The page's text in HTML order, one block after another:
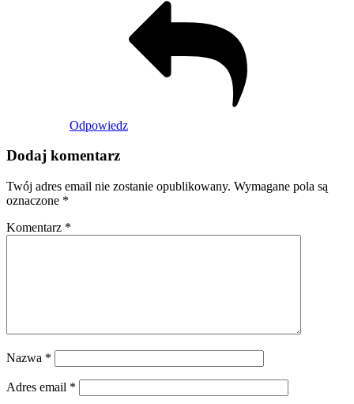
Odpowiedz
Dodaj komentarz
Twój adres email nie zostanie opublikowany. Wymagane pola są
oznaczone *
Komentarz *
Nazwa *
Adres email *